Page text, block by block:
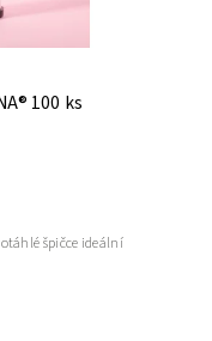
100 ks
špičce ideální